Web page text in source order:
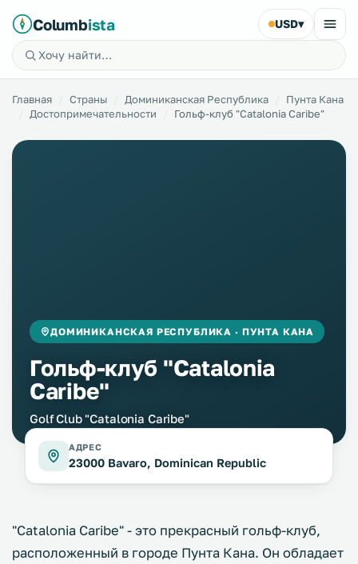
Columbista USD▾
Главная Страны Доминиканская Республика
Пунта Кана
Достопримечательности
Гольф-клуб "Catalonia Caribe"
ДОМИНИКАНСКАЯ РЕСПУБЛИКА · ПУНТА КАНА
Гольф-клуб "Catalonia
Caribe"
Golf Club "Catalonia Caribe"
АДРЕС
23000 Bavaro, Dominican Republic
"Catalonia Caribe" - это прекрасный гольф-клуб,
расположенный в городе Пунта Кана. Он обладает